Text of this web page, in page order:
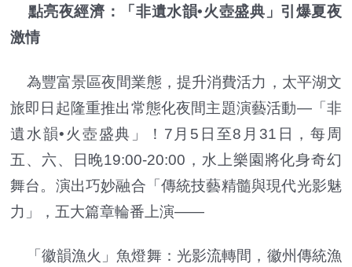
點亮夜經濟：「非遺水韻•火壺盛典」引爆夏夜
激情
為豐富景區夜間業態，提升消費活力，太平湖文
旅即日起隆重推出常態化夜間主題演藝活動—「非
遺水韻•火壺盛典」！7月5日至8月31日，每周
五、六、日晚19:00-20:00，水上樂園將化身奇幻
舞台。演出巧妙融合「傳統技藝精髓與現代光影魅
力」，五大篇章輪番上演——
「徽韻漁火」魚燈舞：光影流轉間，徽州傳統漁